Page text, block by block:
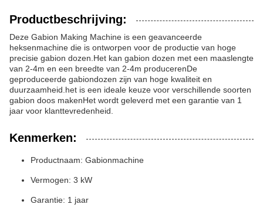
Productbeschrijving:
Deze Gabion Making Machine is een geavanceerde
heksenmachine die is ontworpen voor de productie van hoge
precisie gabion dozen.Het kan gabion dozen met een maaslengte
van 2-4m en een breedte van 2-4m producerenDe
geproduceerde gabiondozen zijn van hoge kwaliteit en
duurzaamheid.het is een ideale keuze voor verschillende soorten
gabion doos makenHet wordt geleverd met een garantie van 1
jaar voor klanttevredenheid.
Kenmerken:
Productnaam: Gabionmachine
Vermogen: 3 kW
Garantie: 1 jaar